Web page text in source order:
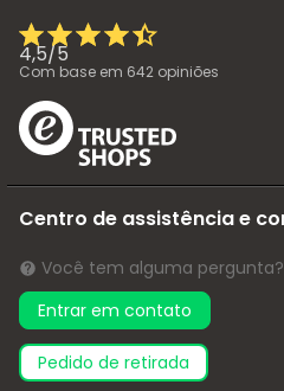
4,5/5
Com base em 642 opiniões
Centro de assistência e
Você tem alguma pergunta?
Entrar em contato
pedido de retirada